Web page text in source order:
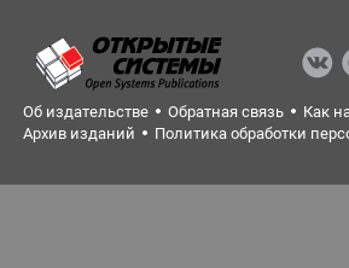
Об издательстве Обратная связь Как
Архив изданий
Политика обработки